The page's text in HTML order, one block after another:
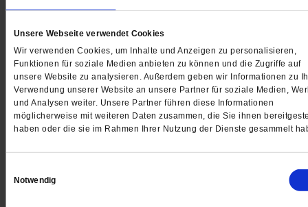
Unsere Webseite verwendet Cookies
Wir verwenden Cookies, um Inhalte und Anzeigen zu personalisieren,
Funktionen für soziale Medien anbieten zu können und die Zugriffe auf
unsere Website zu analysieren. Außerdem geben wir Informationen zu
Verwendung unserer Website an unsere Partner für soziale Medien,
und Analysen weiter. Unsere Partner führen diese Informationen
möglicherweise mit weiteren Daten zusammen, die Sie ihnen
haben oder die sie im Rahmen Ihrer Nutzung der Dienste gesammelt
Notwendig
Pinchas Goldschmidt
Europas Oberrabiner kritisiert das israelische
Todesstrafen-Gesetz scharf.
/mehr